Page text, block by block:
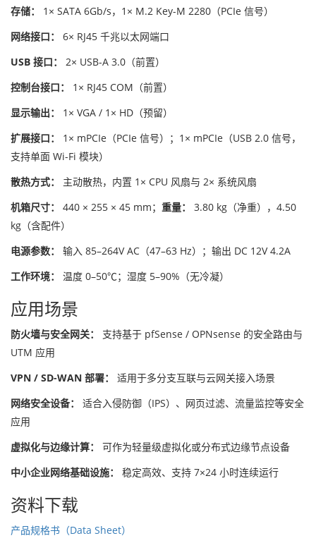
存储：
1× SATA 6Gb/s，1× M.2 Key-M 2280（PCIe 信号）
网络接口：
6× RJ45 千兆以太网端口
USB 接口：
2× USB-A 3.0（前置）
控制台接口：
1× RJ45 COM（前置）
显示输出：
1× VGA / 1× HD（预留）
扩展接口：
1× mPCIe（PCIe 信号）；1× mPCIe（USB 2.0 信号，
支持单面 Wi-Fi 模块）
散热方式：
主动散热，内置 1× CPU 风扇与 2× 系统风扇
机箱尺寸：
440 × 255 × 45 mm； 重量：
3.80 kg（净重），4.50
kg（含配件）
电源参数：
输入 85–264V AC（47–63 Hz）；输出 DC 12V 4.2A
工作环境：
温度 0–50℃；湿度 5–90%（无冷凝）
应用场景
防火墙与安全网关：
支持基于 pfSense / OPNsense 的安全路由与
UTM 应用
VPN / SD-WAN 部署：
适用于多分支互联与云网关接入场景
网络安全设备：
适合入侵防御（IPS）、网页过滤、流量监控等安全
应用
虚拟化与边缘计算：
可作为轻量级虚拟化或分布式边缘节点设备
中小企业网络基础设施：
稳定高效、支持 7×24 小时连续运行
资料下载
产品规格书（Data Sheet）